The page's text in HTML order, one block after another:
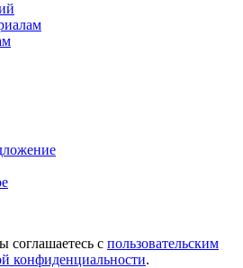
соглашаетесь с пользовательским
конфиденциальности.